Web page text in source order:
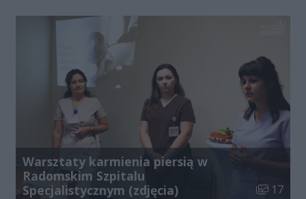
Warsztaty karmienia piersią w
Radomskim Szpitalu
Specjalistycznym (zdjęcia)
Liczba
17